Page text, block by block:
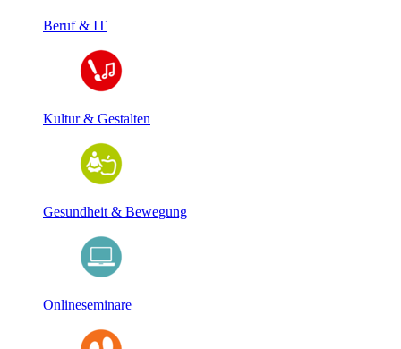
Beruf & IT
Kultur & Gestalten
Gesundheit & Bewegung
Onlineseminare